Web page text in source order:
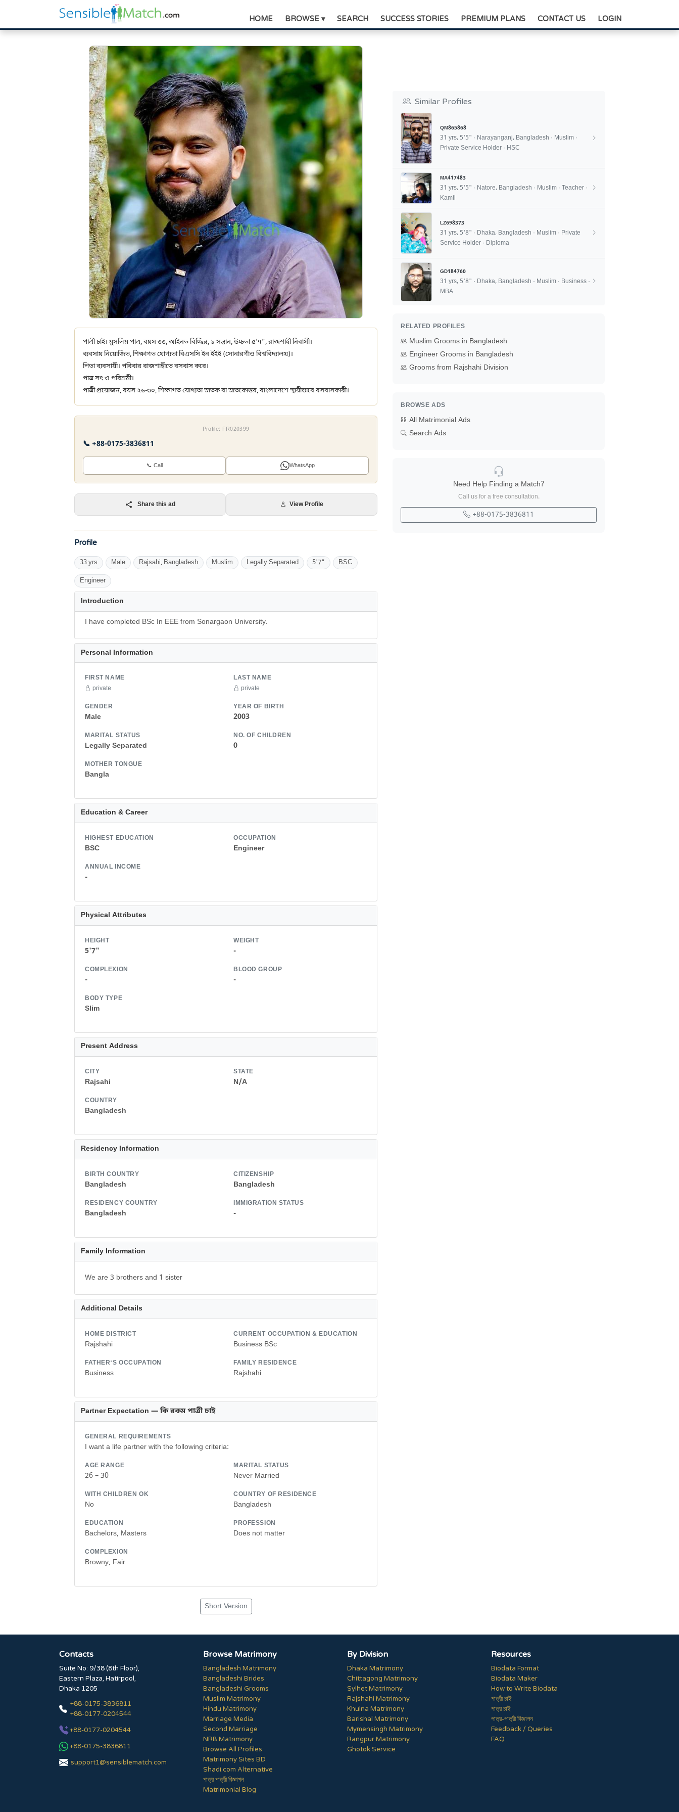
HOME BROWSE ▾ SEARCH SUCCESS STORIES PREMIUM PLANS CONTACT US LOGIN
পাত্রী চাই। মুসলিম পাত্র, বয়স ৩৩, আইনত বিচ্ছিন্ন, ১ সন্তান, উচ্চতা ৫'৭", রাজশাহী নিবাসী।
ব্যবসায় নিয়োজিত, শিক্ষাগত যোগ্যতা বিএসসি ইন ইইই (সোনারগাঁও বিশ্ববিদ্যালয়)।
পিতা ব্যবসায়ী। পরিবার রাজশাহীতে বসবাস করে।
পাত্র সৎ ও পরিশ্রমী।
পাত্রী প্রয়োজন, বয়স ২৬-৩০, শিক্ষাগত যোগ্যতা স্নাতক বা স্নাতকোত্তর, বাংলাদেশে স্থায়ীভাবে বসবাসকারী।
Profile: FR020399
📞 +88-0175-3836811
📞 Call WhatsApp
Share this ad View Profile
Profile
33 yrs Male Rajsahi, Bangladesh Muslim Legally Separated 5'7" BSC
Engineer
Introduction
I have completed BSc In EEE from Sonargaon University.
Personal Information
FIRST NAME
private
LAST NAME
private
GENDER
Male
YEAR OF BIRTH
2003
MARITAL STATUS
Legally Separated
NO. OF CHILDREN
0
MOTHER TONGUE
Bangla
Education & Career
HIGHEST EDUCATION
BSC
OCCUPATION
Engineer
ANNUAL INCOME
-
Physical Attributes
HEIGHT
5'7"
WEIGHT
-
COMPLEXION
-
BLOOD GROUP
-
BODY TYPE
Slim
Present Address
CITY
Rajsahi
STATE
N/A
COUNTRY
Bangladesh
Residency Information
BIRTH COUNTRY
Bangladesh
CITIZENSHIP
Bangladesh
RESIDENCY COUNTRY
Bangladesh
IMMIGRATION STATUS
-
Family Information
We are 3 brothers and 1 sister
Additional Details
HOME DISTRICT
Rajshahi
CURRENT OCCUPATION & EDUCATION
Business BSc
FATHER'S OCCUPATION
Business
FAMILY RESIDENCE
Rajshahi
Partner Expectation — কি রকম পাত্রী চাই
GENERAL REQUIREMENTS
I want a life partner with the following criteria:
AGE RANGE
26 – 30
MARITAL STATUS
Never Married
WITH CHILDREN OK
No
COUNTRY OF RESIDENCE
Bangladesh
EDUCATION
Bachelors, Masters
PROFESSION
Does not matter
COMPLEXION
Browny, Fair
Short Version
Similar Profiles
QM865868
31 yrs, 5'5" · Narayanganj, Bangladesh · Muslim ·
Private Service Holder · HSC
MA417483
31 yrs, 5'5" · Natore, Bangladesh · Muslim · Teacher ·
Kamil
LZ698373
31 yrs, 5'8" · Dhaka, Bangladesh · Muslim · Private
Service Holder · Diploma
GD184760
31 yrs, 5'8" · Dhaka, Bangladesh · Muslim · Business ·
MBA
RELATED PROFILES
Muslim Grooms in Bangladesh
Engineer Grooms in Bangladesh
Grooms from Rajshahi Division
BROWSE ADS
All Matrimonial Ads
Search Ads
Need Help Finding a Match?
Call us for a free consultation.
+88-0175-3836811
Contacts
Suite No: 9/38 (8th Floor),
Eastern Plaza, Hatirpool,
Dhaka 1205
+88-0175-3836811
+88-0177-0204544
+88-0177-0204544
+88-0175-3836811
support1@sensiblematch.com
Browse Matrimony
Bangladesh Matrimony
Bangladeshi Brides
Bangladeshi Grooms
Muslim Matrimony
Hindu Matrimony
Marriage Media
Second Marriage
NRB Matrimony
Browse All Profiles
Matrimony Sites BD
Shadi.com Alternative
পাত্র পাত্রী বিজ্ঞাপন
Matrimonial Blog
By Division
Dhaka Matrimony
Chittagong Matrimony
Sylhet Matrimony
Rajshahi Matrimony
Khulna Matrimony
Barishal Matrimony
Mymensingh Matrimony
Rangpur Matrimony
Ghotok Service
Resources
Biodata Format
Biodata Maker
How to Write Biodata
পাত্রী চাই
পাত্র চাই
পাত্র-পাত্রী বিজ্ঞাপন
Feedback / Queries
FAQ